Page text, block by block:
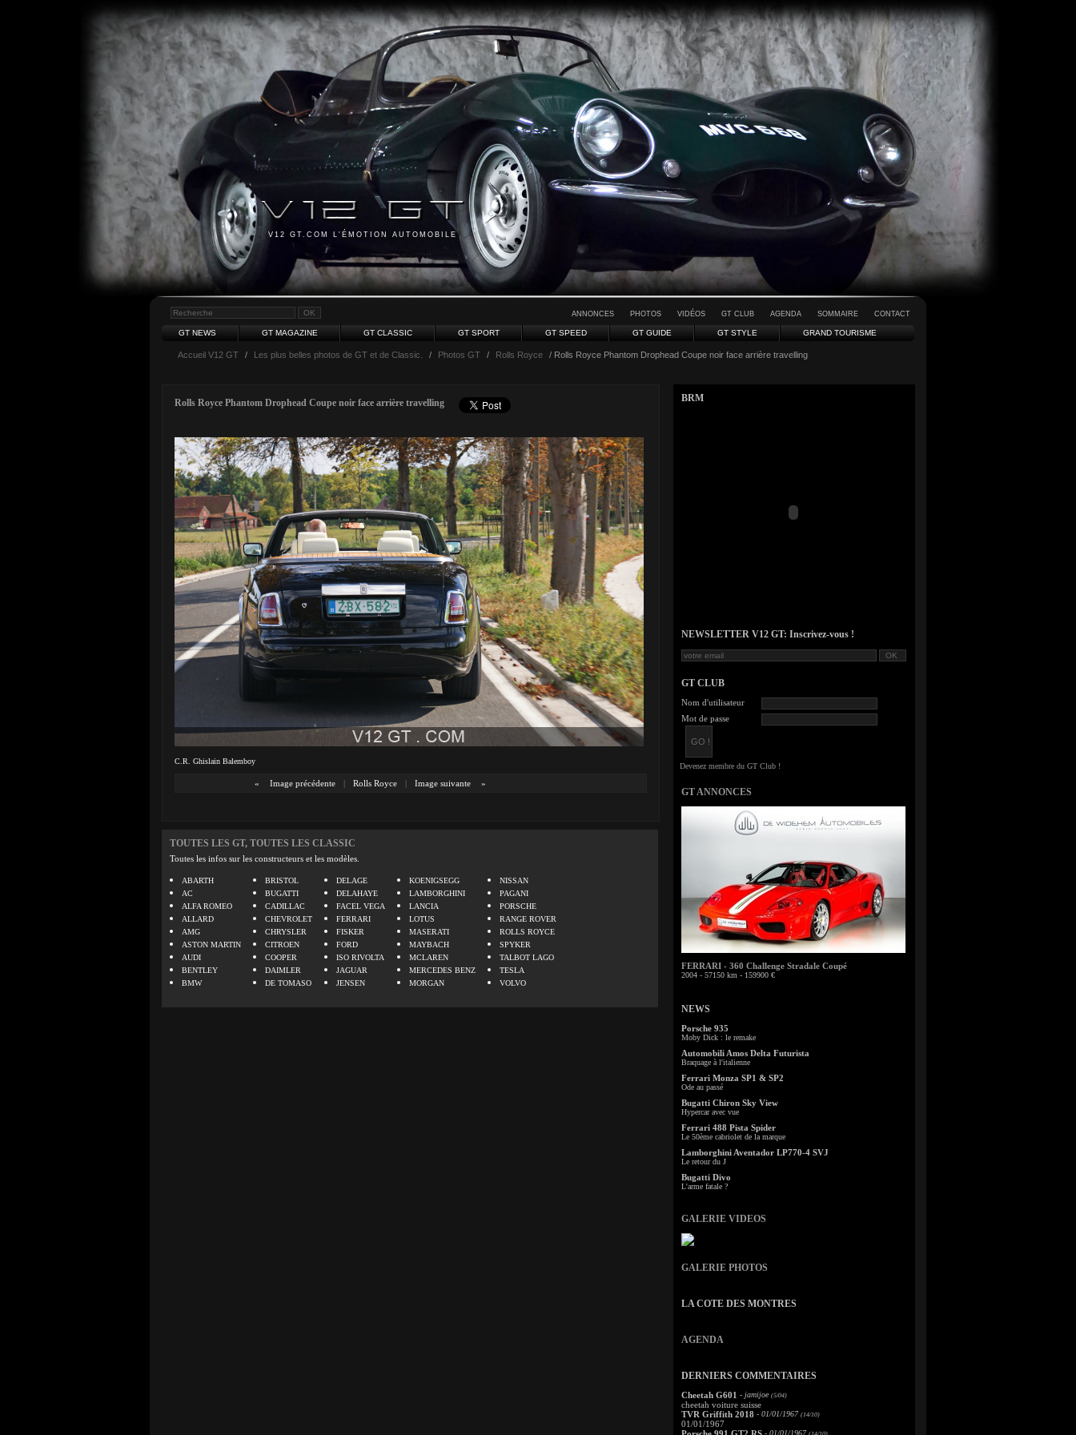
V12 GT.COM L'ÉMOTION AUTOMOBILE
ANNONCES PHOTOS VIDÉOS GT CLUB AGENDA SOMMAIRE CONTACT
GT NEWS GT MAGAZINE GT CLASSIC GT SPORT GT SPEED GT GUIDE GT STYLE GRAND TOURISME
Accueil V12 GT / Les plus belles photos de GT et de Classic. / Photos GT / Rolls Royce / Rolls Royce Phantom Drophead Coupe noir face arrière travelling
Rolls Royce Phantom Drophead Coupe noir face arrière travelling
C.R. Ghislain Balemboy
« Image précédente | Rolls Royce | Image suivante »
TOUTES LES GT, TOUTES LES CLASSIC
Toutes les infos sur les constructeurs et les modèles.
ABARTH
AC
ALFA ROMEO
ALLARD
AMG
ASTON MARTIN
AUDI
BENTLEY
BMW
BRISTOL
BUGATTI
CADILLAC
CHEVROLET
CHRYSLER
CITROEN
COOPER
DAIMLER
DE TOMASO
DELAGE
DELAHAYE
FACEL VEGA
FERRARI
FISKER
FORD
ISO RIVOLTA
JAGUAR
JENSEN
KOENIGSEGG
LAMBORGHINI
LANCIA
LOTUS
MASERATI
MAYBACH
MCLAREN
MERCEDES BENZ
MORGAN
NISSAN
PAGANI
PORSCHE
RANGE ROVER
ROLLS ROYCE
SPYKER
TALBOT LAGO
TESLA
VOLVO
BRM
NEWSLETTER V12 GT: Inscrivez-vous !
GT CLUB
Nom d'utilisateur
Mot de passe
GT ANNONCES
FERRARI - 360 Challenge Stradale Coupé
2004 - 57150 km - 159900 €
NEWS
Porsche 935
Moby Dick : le remake
Automobili Amos Delta Futurista
Braquage à l'italienne
Ferrari Monza SP1 & SP2
Ode au passé
Bugatti Chiron Sky View
Hypercar avec vue
Ferrari 488 Pista Spider
Le 50ème cabriolet de la marque
Lamborghini Aventador LP770-4 SVJ
Le retour du J
Bugatti Divo
L'arme fatale ?
GALERIE VIDEOS
GALERIE PHOTOS
LA COTE DES MONTRES
AGENDA
DERNIERS COMMENTAIRES
Cheetah G601 - jamijoe (5/04)
cheetah voiture suisse
TVR Griffith 2018 - 01/01/1967 (14/10)
01/01/1967
- 01/01/1967